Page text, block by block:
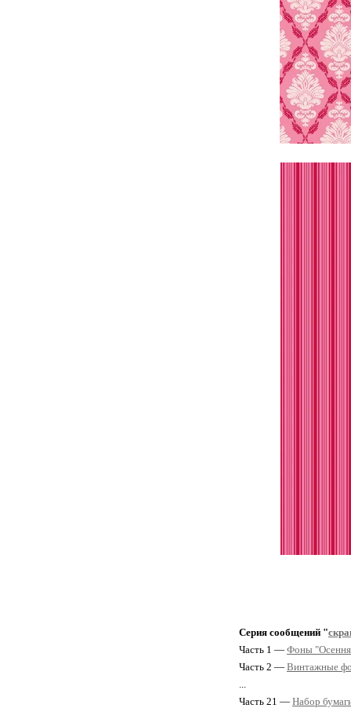
Серия сообщений "
Часть 1 — Фоны
Часть 2 — Винтажные
...
Часть 21 — Набор